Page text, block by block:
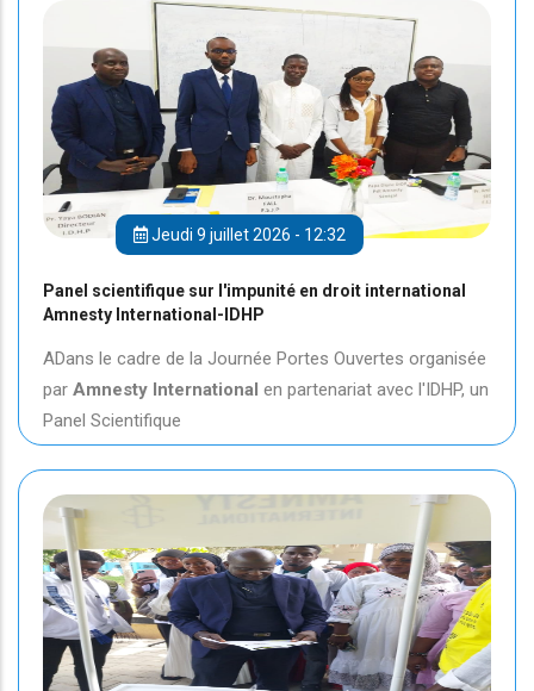
Jeudi 9 juillet 2026 - 12:32
Panel scientifique sur l'impunité en droit international
Amnesty International-IDHP
ADans le cadre de la Journée Portes Ouvertes organisée
par Amnesty International en partenariat avec l'IDHP, un
Panel Scientifique